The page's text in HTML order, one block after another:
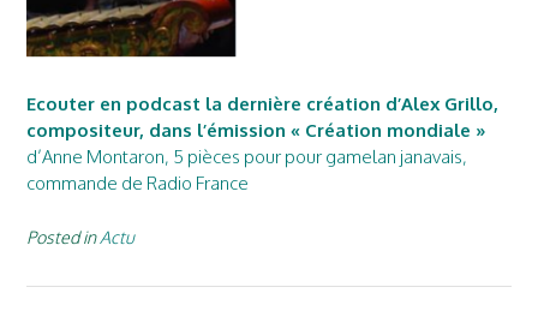
Ecouter en podcast la dernière création d’Alex Grillo,
compositeur, dans l’émission « Création mondiale »
d’Anne Montaron, 5 pièces pour pour gamelan janavais,
commande de Radio France
Posted inActu